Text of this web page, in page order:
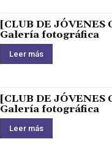
[CLUB DE JÓVENES
Galería fotográfica
Leer más
[CLUB DE JÓVENES
Galería fotográfica
Leer más